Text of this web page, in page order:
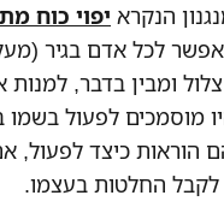
הנקרא יפוי כוח
ומבין בדבר,
מוסמכים לפעול בשמו
הוראות כיצד לפעול,
לקבל החלטות בעצמו.